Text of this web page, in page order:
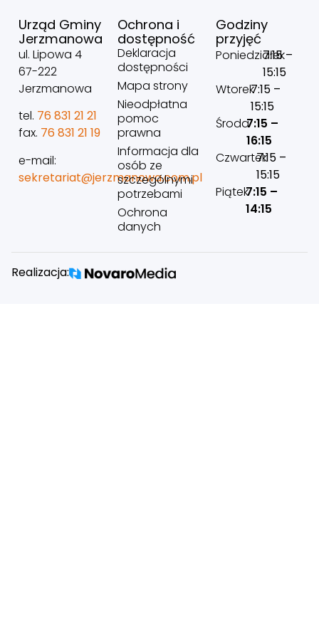
Urząd Gminy
Jerzmanowa
ul. Lipowa 4
67-222
Jerzmanowa
tel. 76 831 21 21
fax. 76 831 21 19
e-mail:
sekretariat@jerzmanowa.com.pl
Ochrona i
dostępność
Deklaracja
dostępności
Mapa strony
Nieodpłatna
pomoc
prawna
Informacja dla
osób ze
szczególnymi
potrzebami
Ochrona
danych
Godziny
przyjęć
Poniedziałek
7:15 –
15:15
Wtorek7:15 –
15:15
Środa7:15 –
16:15
Czwartek7:15 –
15:15
Piątek7:15 –
14:15
Realizacja: